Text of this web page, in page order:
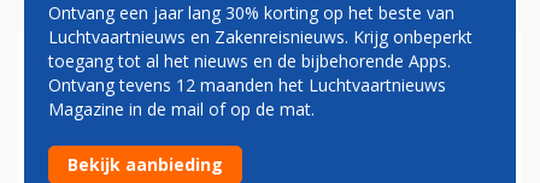
BRITS LEGER NAAR GATWICK
OM DRONES UIT TE
SCHAKELEN
Ontvang een jaar lang 30% korting op het beste van
Luchtvaartnieuws en Zakenreisnieuws. Krijg onbeperkt
toegang tot al het nieuws en de bijbehorende Apps.
Ontvang tevens 12 maanden het Luchtvaartnieuws
Magazine in de mail of op de mat.
Bekijk aanbieding